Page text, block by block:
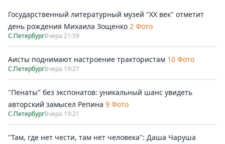
Государственный литературный музей "ХХ век" отметит
день рождения Михаила Зощенко 2 Фото
С.ПетербургВчера 21:59
Аисты поднимают настроение трактористам 10 Фото
С.ПетербургВчера 19:27
"Пенаты" без экспонатов: уникальный шанс увидеть
авторский замысел Репина 9 Фото
С.ПетербургВчера 19:21
"Там, где нет чести, там нет человека": Даша Чаруша